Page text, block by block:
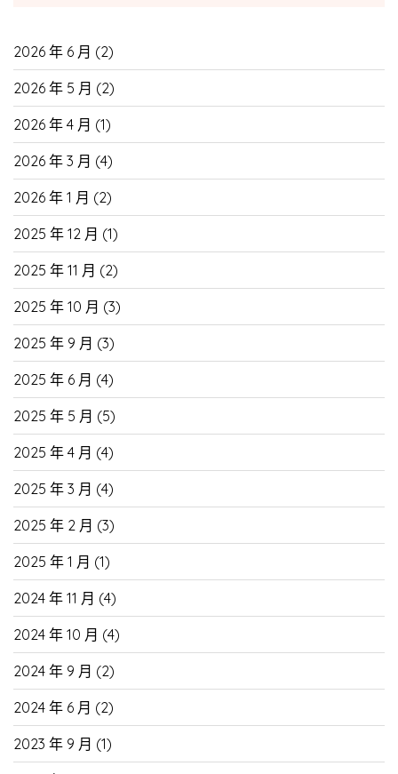
2026 年 6 月 (2)
2026 年 5 月 (2)
2026 年 4 月 (1)
2026 年 3 月 (4)
2026 年 1 月 (2)
2025 年 12 月 (1)
2025 年 11 月 (2)
2025 年 10 月 (3)
2025 年 9 月 (3)
2025 年 6 月 (4)
2025 年 5 月 (5)
2025 年 4 月 (4)
2025 年 3 月 (4)
2025 年 2 月 (3)
2025 年 1 月 (1)
2024 年 11 月 (4)
2024 年 10 月 (4)
2024 年 9 月 (2)
2024 年 6 月 (2)
2023 年 9 月 (1)